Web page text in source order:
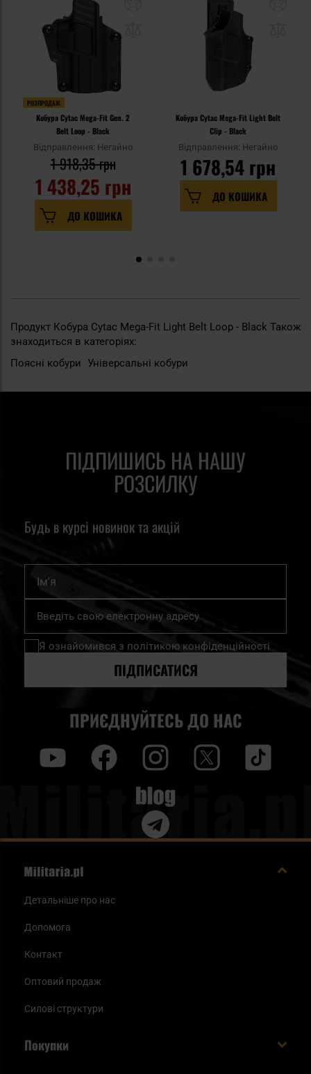
РОЗПРОДАЖ
Кобура Cytac Mega-Fit Gen. 2
Belt Loop - Black
Відправлення: Негайно
1 438,25 грн
1 918,35 грн
ДО КОШИКА
Кобура Cytac Mega-Fit Light Belt
Clip - Black
Відправлення: Негайно
1 678,54 грн
ДО КОШИКА
Продукт Кобура Cytac Mega-Fit Light Belt Loop - Black Також
знаходиться в категоріях:
Поясні кобури
Універсальні кобури
ПІДПИШИСЬ НА НАШУ
РОЗСИЛКУ
Будь в курсі новинок та акцій
Підпишіться
нашу
розсилку
Я ознайомився з політикою конфіденційності
ПІДПИСАТИСЯ
ПРИЄДНУЙТЕСЬ ДО НАС
Blog
Детальніше про нас
Допомога
Контакт
Оптовий продаж
Силові структури
Покупки